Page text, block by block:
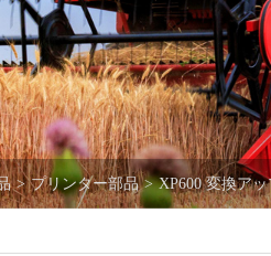
> プリンター部品 > XP600 変換ア